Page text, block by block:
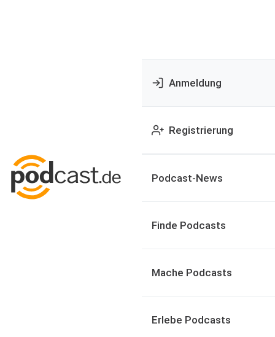
Anmeldung
Registrierung
Podcast-News
Finde Podcasts
Mache Podcasts
Erlebe Podcasts